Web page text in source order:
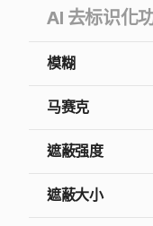
AI 去标识化
模糊
马赛克
遮蔽强度
遮蔽大小